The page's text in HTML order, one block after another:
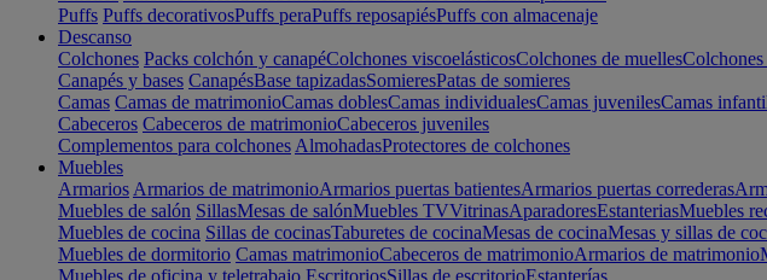
Puffs Puffs decorativosPuffs peraPuffs reposapiésPuffs con almacenaje
Descanso
Colchones Packs colchón y canapéColchones viscoelásticosColchones de muellesColchones
Canapés y bases CanapésBase tapizadasSomieresPatas de somieres
Camas Camas de matrimonioCamas doblesCamas individualesCamas juvenilesCamas
Cabeceros Cabeceros de matrimonioCabeceros juveniles
Complementos para colchones AlmohadasProtectores de colchones
Muebles
Armarios Armarios de matrimonioArmarios puertas batientesArmarios puertas correderas
Muebles de salón SillasMesas de salónMuebles TVVitrinasAparadoresEstanteriasMuebles
Muebles de cocina Sillas de cocinasTaburetes de cocinaMesas de cocinaMesas y sillas de
Muebles de dormitorio Camas matrimonioCabeceros de matrimonioArmarios de matrimonio
Muebles de oficina y teletrabajo EscritoriosSillas de escritorioEstanterías